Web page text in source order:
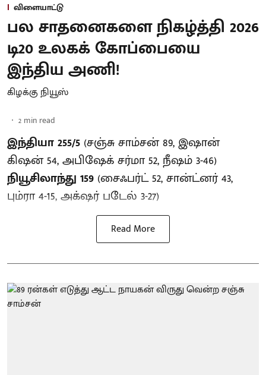
விளையாட்டு
பல சாதனைகளை நிகழ்த்தி 2026
டி20 உலகக் கோப்பையை
இந்திய அணி!
கிழக்கு நியூஸ்
2 min read
இந்தியா 255/5 (சஞ்சு சாம்சன் 89, இஷான்
கிஷன் 54, அபிஷேக் சர்மா 52, நீஷம் 3-46)
நியூசிலாந்து 159 (சைஃபர்ட் 52, சான்ட்னர் 43,
பும்ரா 4-15, அக்‌ஷர் படேல் 3-27)
Read More